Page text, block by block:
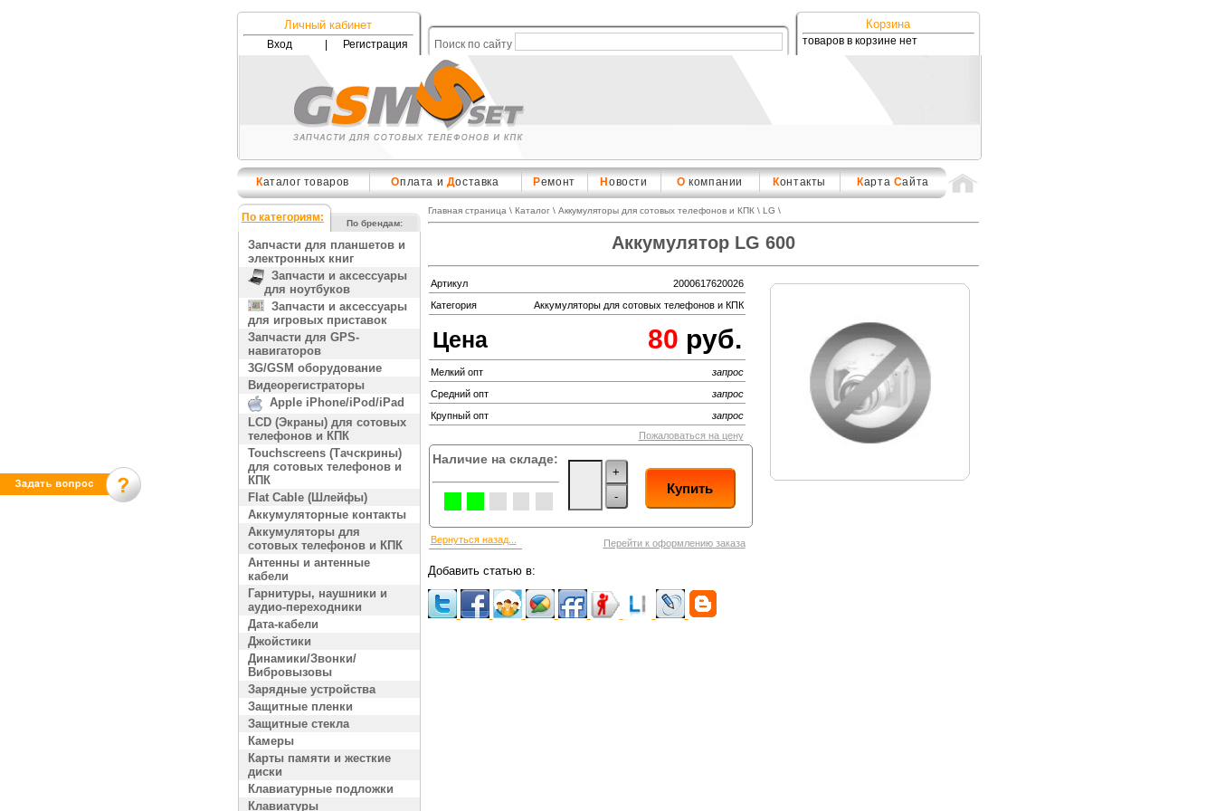
Личный кабинет
Вход Регистрация Поиск по сайту
Корзина
товаров в корзине нет
Каталог товаров Оплата и Доставка Ремонт Н овости О компании Контакты Карта Сайта
По категориям: По брендам:
Запчасти для планшетов и
электронных книг
Запчасти и аксессуары
для ноутбуков
Запчасти и аксессуары
для игровых приставок
Запчасти для GPS-
навигаторов
3G/GSM оборудование
Видеорегистраторы
Apple iPhone/iPod/iPad
LCD (Экраны) для сотовых
телефонов и КПК
Touchscreens (Тачскрины)
для сотовых телефонов и
КПК
Flat Cable (Шлейфы)
Аккумуляторные контакты
Аккумуляторы для
сотовых телефонов и КПК
Антенны и антенные
кабели
Гарнитуры, наушники и
аудио-переходники
Дата-кабели
Джойстики
Динамики/Звонки/
Вибровызовы
Зарядные устройства
Защитные пленки
Защитные стекла
Камеры
Карты памяти и жесткие
диски
Клавиатурные подложки
Клавиатуры
Главная страница \ Каталог\ Аккумуляторы для сотовых телефонов и КПК\ LG \
Аккумулятор LG 600
Артикул
2000617620026
Категория
Аккумуляторы для сотовых телефонов и КПК
Цена 80 руб.
Мелкий опт
запрос
Средний опт
запрос
Крупный опт
запрос
Пожаловаться на цену
Наличие на складе:
+
-
Купить
Вернуться назад... Перейти к оформлению заказа
Добавить статью в: